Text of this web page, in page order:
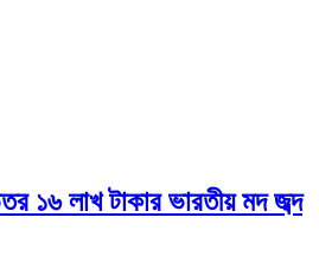
১৬ লাখ টাকার ভারতীয় মদ জব্দ